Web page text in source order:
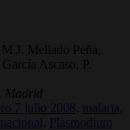
Mellado Peña,
Ascaso, P.
Madrid
7 julio 2008,
malaria,
Plasmodium